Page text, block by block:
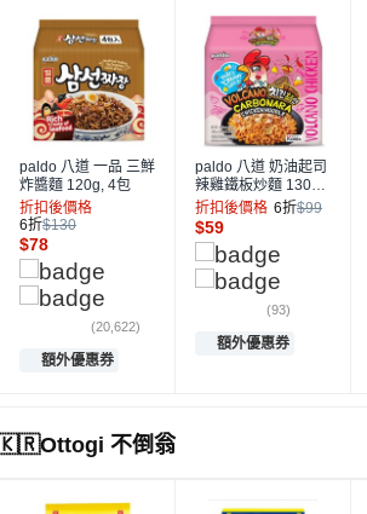
paldo 八道 一品 三鮮
炸醬麵 120g, 4包
折扣後價格
6折$130
$78
(20,622)
額外優惠券
paldo 八道 奶油起司
辣雞鐵板炒麵 130g,
4包
折扣後價格 6折$99
$59
(93)
額外優惠券
🇰🇷Ottogi 不倒翁